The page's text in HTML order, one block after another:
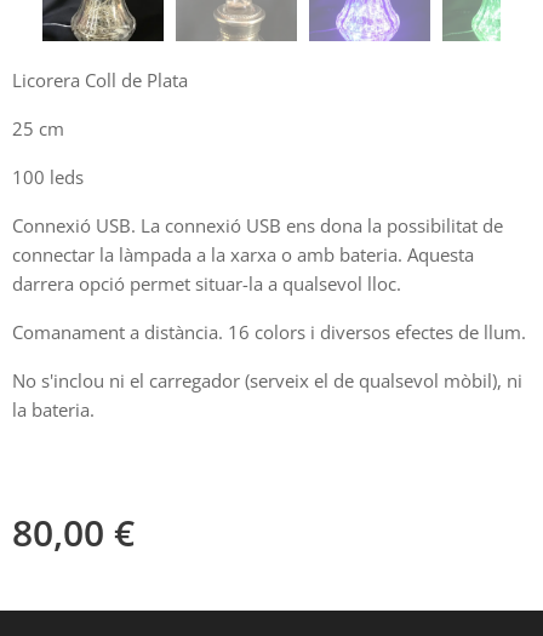
Licorera Coll de Plata
25 cm
100 leds
Connexió USB. La connexió USB ens dona la possibilitat de
connectar la làmpada a la xarxa o amb bateria. Aquesta
darrera opció permet situar-la a qualsevol lloc.
Comanament a distància. 16 colors i diversos efectes de llum.
No s'inclou ni el carregador (serveix el de qualsevol mòbil), ni
la bateria.
80,00 €